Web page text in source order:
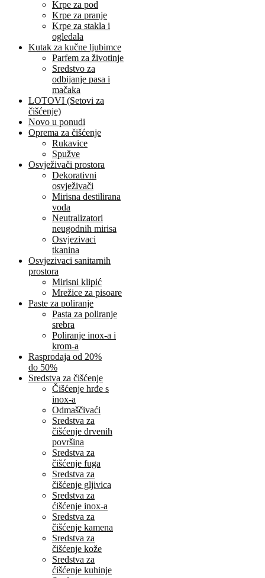
Krpe za pod
Krpe za pranje
Krpe za stakla i
ogledala
Kutak za kučne ljubimce
Parfem za životinje
Sredstvo za
odbijanje pasa i
mačaka
LOTOVI (Setovi za
čišćenje)
Novo u ponudi
Oprema za čišćenje
Rukavice
Spužve
Osvježivači prostora
Dekorativni
osvježivači
Mirisna destilirana
voda
Neutralizatori
neugodnih mirisa
Osvjezivaci
tkanina
Osvjezivaci sanitarnih
prostora
Mirisni klipić
Mrežice za pisoare
Paste za poliranje
Pasta za poliranje
srebra
Poliranje inox-a i
krom-a
Rasprodaja od 20%
do 50%
Sredstva za čišćenje
Čišćenje hrđe s
inox-a
Odmaščivaći
Sredstva za
čišćenje drvenih
površina
Sredstva za
čišćenje fuga
Sredstva za
čišćenje gljivica
Sredstva za
ćišćenje inox-a
Sredstva za
čišćenje kamena
Sredstva za
čišćenje kože
Sredstva za
ćišćenje kuhinje